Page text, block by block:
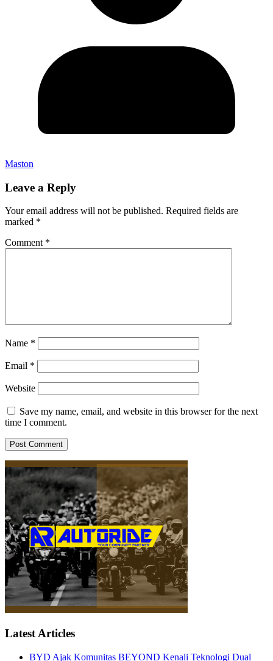
Maston
Leave a Reply
Your email address will not be published. Required fields are
marked *
Comment *
Name *
Email *
Website
Save my name, email, and website in this browser for the next
time I comment.
Latest Articles
BYD Ajak Komunitas BEYOND Kenali Teknologi Dual